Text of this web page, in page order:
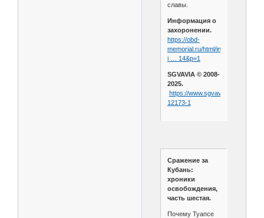
славы.
Информация о
захоронении.
https://obd-
memorial.ru/html/info.htm?
i … 14&p=1
SGVAVIA © 2008-
2025.
https://www.sgvavia.ru/forum/
12173-1
Сражение за
Кубань:
хроники
освобождения,
часть шестая.
Почему Туапсе